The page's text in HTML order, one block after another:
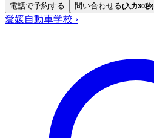
電話で予約する 問い合わせる(入力30秒)
愛媛自動車学校 ›